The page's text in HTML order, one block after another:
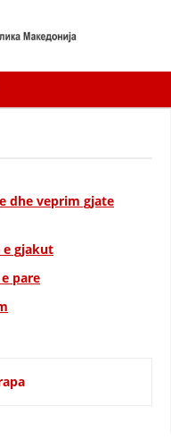
dhe veprim gjate
gjakut
pare